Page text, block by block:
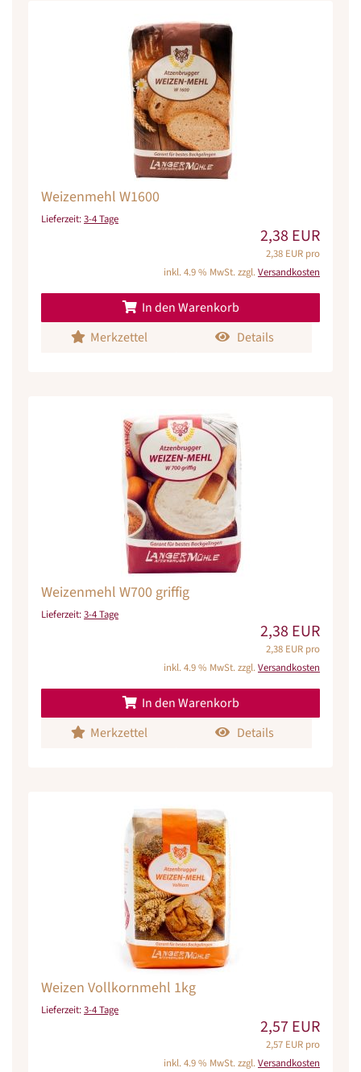
Weizenmehl W1600
Lieferzeit:3-4 Tage
2,38 EUR
2,38 EUR pro
inkl. 4.9 % MwSt. zzgl.Versandkosten
In den Warenkorb
Merkzettel
Details
Weizenmehl W700 griffig
Lieferzeit:3-4 Tage
2,38 EUR
2,38 EUR pro
inkl. 4.9 % MwSt. zzgl.Versandkosten
In den Warenkorb
Merkzettel
Details
Weizen Vollkornmehl 1kg
Lieferzeit:3-4 Tage
2,57 EUR
2,57 EUR pro
inkl. 4.9 % MwSt. zzgl.Versandkosten